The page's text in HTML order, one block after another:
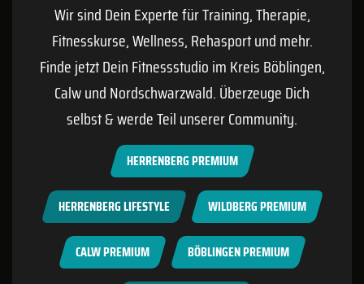
Wir sind Dein Experte für Training, Therapie,
Fitnesskurse, Wellness, Rehasport und mehr.
Finde jetzt Dein Fitnessstudio im KreisBöblingen,
Calwund Nordschwarzwald. Überzeuge Dich
selbst & werde Teil unserer Community.
HERRENBERG PREMIUM
HERRENBERG LIFESTYLE WILDBERG PREMIUM
CALW PREMIUM BÖBLINGEN PREMIUM